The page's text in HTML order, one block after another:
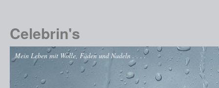
Celebrin's
Mein Leben mit Wolle, Fäden und Nadeln . . . .